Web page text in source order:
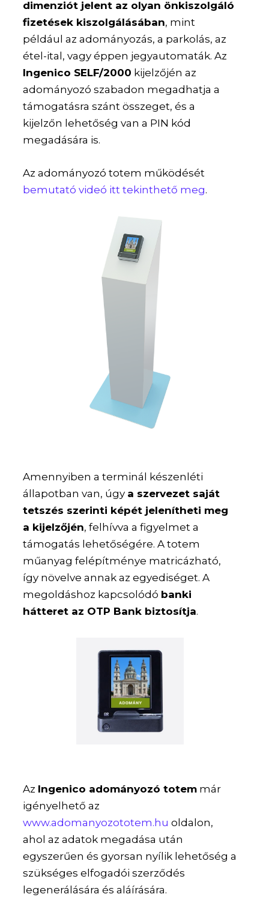
dimenziót jelent az olyan önkiszolgáló
fizetések kiszolgálásában, mint
például az adományozás, a parkolás, az
étel-ital, vagy éppen jegyautomaták. Az
Ingenico SELF/2000 kijelzőjén az
adományozó szabadon megadhatja a
támogatásra szánt összeget, és a
kijelzőn lehetőség van a PIN kód
megadására is.
Az adományozó totem működését
bemutató videó itt tekinthető meg.
Amennyiben a terminál készenléti
állapotban van, úgy a szervezet saját
tetszés szerinti képét jelenítheti meg
a kijelzőjén, felhívva a figyelmet a
támogatás lehetőségére. A totem
műanyag felépítménye matricázható,
így növelve annak az egyediséget. A
megoldáshoz kapcsolódó banki
hátteret az OTP Bank biztosítja.
Az Ingenico adományozó totem már
igényelhető az
www.adomanyozototem.hu oldalon,
ahol az adatok megadása után
egyszerűen és gyorsan nyílik lehetőség a
szükséges elfogadói szerződés
legenerálására és aláírására.